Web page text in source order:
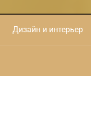
Дизайн и интерьер